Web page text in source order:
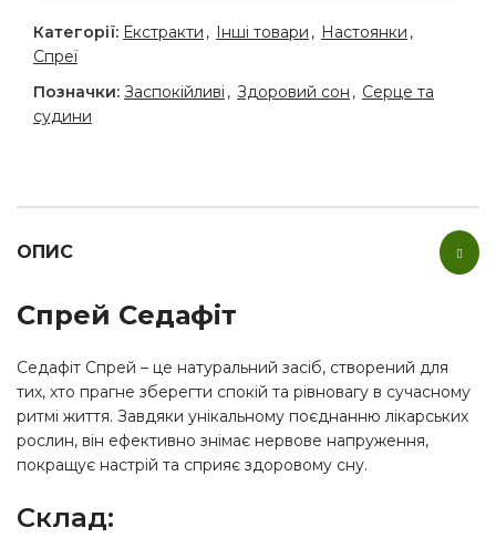
Категорії: Екстракти , Інші товари , Настоянки ,
Спреї
Позначки: Заспокійливі , Здоровий сон , Серце та
судини
ОПИС
Спрей Седафіт
Седафіт Спрей – це натуральний засіб, створений для
тих, хто прагне зберегти спокій та рівновагу в сучасному
ритмі життя. Завдяки унікальному поєднанню лікарських
рослин, він ефективно знімає нервове напруження,
покращує настрій та сприяє здоровому сну.
Склад: